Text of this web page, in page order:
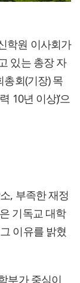
학원 이사회가
있는 총장 자
총회(기장) 목
10년 이상)’으
, 부족한 재정
기독교 대학
이유를 밝혔
부가 중심이